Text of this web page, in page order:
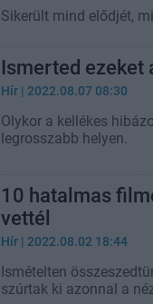
Sikerült mind elődjét,
Ismerted ezeket
Hír | 2022.08.07 08:30
Olykor a kellékes
legrosszabb helyen.
10 hatalmas
vettél
Hír | 2022.08.02 18:44
Ismételten
szúrtak ki azonnal a